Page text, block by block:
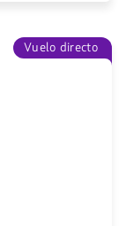
Vuelo directo